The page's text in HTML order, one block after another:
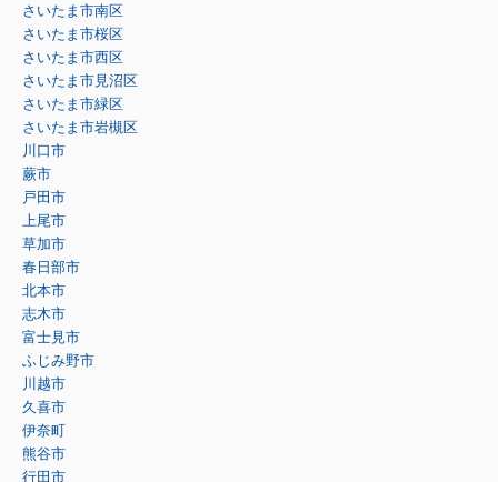
さいたま市南区
さいたま市桜区
さいたま市西区
さいたま市見沼区
さいたま市緑区
さいたま市岩槻区
川口市
蕨市
戸田市
上尾市
草加市
春日部市
北本市
志木市
富士見市
ふじみ野市
川越市
久喜市
伊奈町
熊谷市
行田市